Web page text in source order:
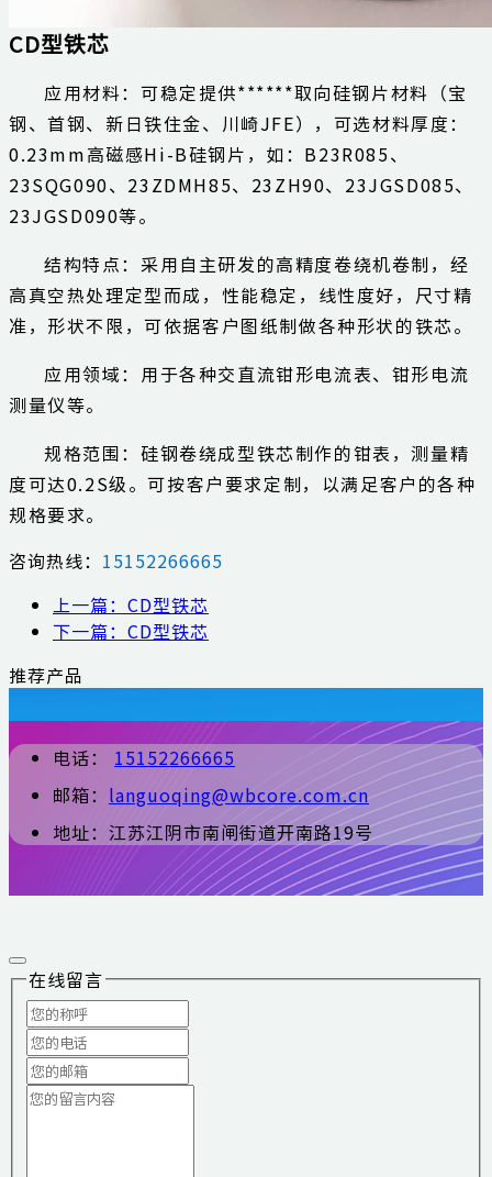
CD型铁芯
应用材料：可稳定提供******取向硅钢片材料（宝
钢、首钢、新日铁住金、川崎JFE），可选材料厚度：
0.23mm高磁感Hi-B硅钢片，如：B23R085、
23SQG090、23ZDMH85、23ZH90、23JGSD085、
23JGSD090等。
结构特点：采用自主研发的高精度卷绕机卷制，经
高真空热处理定型而成，性能稳定，线性度好，尺寸精
准，形状不限，可依据客户图纸制做各种形状的铁芯。
应用领域：用于各种交直流钳形电流表、钳形电流
测量仪等。
规格范围：硅钢卷绕成型铁芯制作的钳表，测量精
度可达0.2S级。可按客户要求定制，以满足客户的各种
规格要求。
咨询热线： 15152266665
上一篇：CD型铁芯
下一篇：CD型铁芯
推荐产品
电话： 15152266665
邮箱： languoqing@wbcore.com.cn
地址：江苏江阴市南闸街道开南路19号
在线留言